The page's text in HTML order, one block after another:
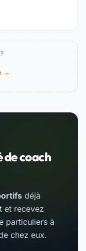
→
coach
déjà
et recevez
particuliers à
chez eux.